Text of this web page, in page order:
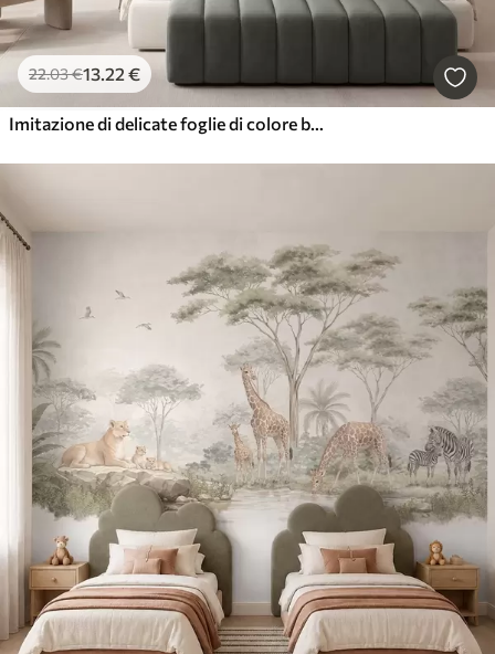
22.03€13.22 €
Imitazione di delicate foglie di colore beige-verde, modellate a rilievo